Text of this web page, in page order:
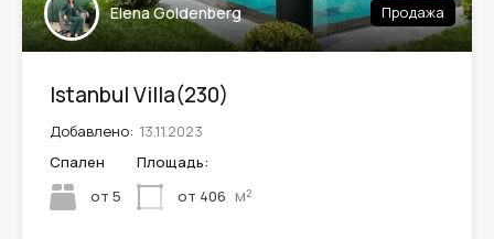
Elena Goldenberg Продажа
Istanbul Villa(230)
Добавлено: 13.11.2023
Спален
от 5
Площадь:
от 406 м²